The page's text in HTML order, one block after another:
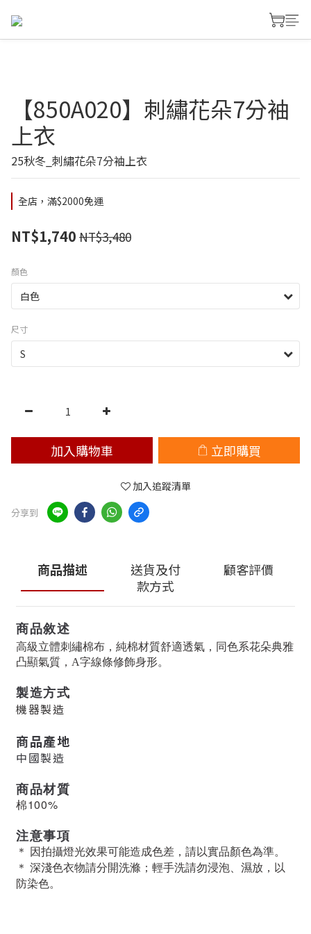
【850A020】刺繡花朵7分袖
上衣
25秋冬_刺繡花朵7分袖上衣
全店，滿$2000免運
NT$1,740 NT$3,480
顏色
尺寸
加入購物車 立即購買
加入追蹤清單
分享到
商品描述
送貨及付
款方式
顧客評價
商品敘述
高級立體刺繡棉布，純棉材質舒適透氣，同色系花朵典雅
凸顯氣質，A字線條修飾身形。
製造方式
機器製造
商品產地
中國製造
商品材質
棉100%
注意事項
＊ 因拍攝燈光效果可能造成色差，請以實品顏色為準。
＊ 深淺色衣物請分開洗滌；輕手洗請勿浸泡、濕放，以
防染色。